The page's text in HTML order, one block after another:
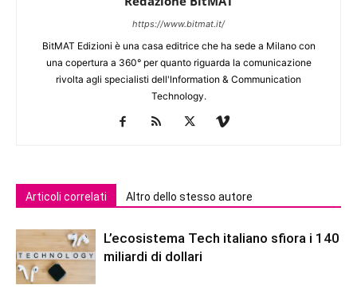
https://www.bitmat.it/
BitMAT Edizioni è una casa editrice che ha sede a Milano con
una copertura a 360° per quanto riguarda la comunicazione
rivolta agli specialisti dell'lnformation & Communication
Technology.
Articoli correlati Altro dello stesso autore
L’ecosistema Tech italiano sfiora i 140
miliardi di dollari